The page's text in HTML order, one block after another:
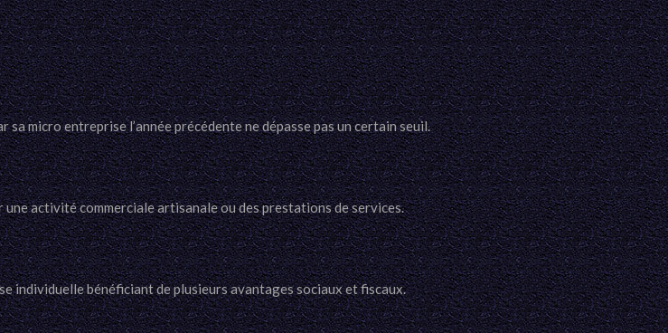
micro entreprise l’année précédente ne dépasse pas un certain seuil.
activité commerciale artisanale ou des prestations de services.
individuelle bénéficiant de plusieurs avantages sociaux et fiscaux.